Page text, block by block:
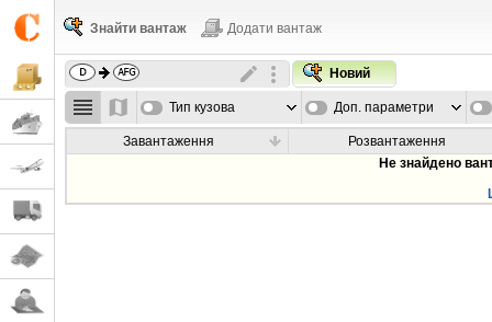
Знайти вантаж Додати вантаж
Новий
Тип кузова Доп. параметри
Завантаження
Розвантаження
Не знайдено